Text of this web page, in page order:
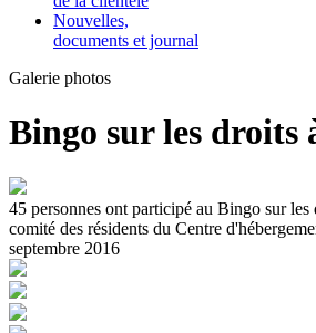
Nouvelles,
documents et journal
Galerie photos
Bingo sur les droits
45 personnes ont participé au Bingo sur les
comité des résidents du Centre
septembre 2016